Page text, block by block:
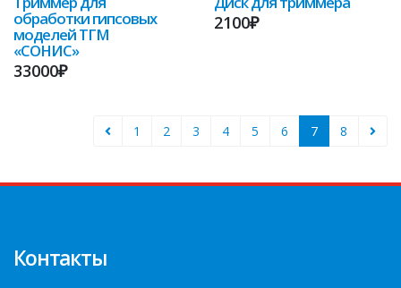
обработки гипсовых
моделей ТГМ
«СОНИС»
33000₽
2100₽
1 2 3 4 5 6 7 8
Контакты